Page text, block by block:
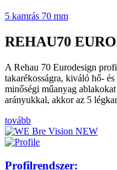
5 kamrás 70 mm
REHAU70
A Rehau 70 Eurodesign
takarékosságra, kiváló hő-
minőségi műanyag
arányukkal, akkor az 5
tovább
Profilrendszer: